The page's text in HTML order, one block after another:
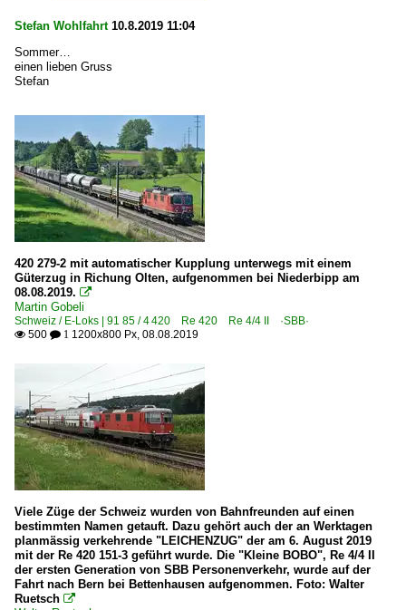
Stefan Wohlfahrt10.8.2019 11:04
Sommer…
einen lieben Gruss
Stefan
420 279-2 mit automatischer Kupplung unterwegs mit einem
Güterzug in Richung Olten, aufgenommen bei Niederbipp am
08.08.2019. 
Martin Gobeli
Schweiz / E-Loks | 91 85 / 4 420 Re 420 Re 4/4 II ·SBB·
 500  1 1200x800 Px, 08.08.2019
Viele Züge der Schweiz wurden von Bahnfreunden auf einen
bestimmten Namen getauft. Dazu gehört auch der an Werktagen
planmässig verkehrende "LEICHENZUG" der am 6. August 2019
mit der Re 420 151-3 geführt wurde. Die "Kleine BOBO", Re 4/4 II
der ersten Generation von SBB Personenverkehr, wurde auf der
Fahrt nach Bern bei Bettenhausen aufgenommen. Foto: Walter
Ruetsch 